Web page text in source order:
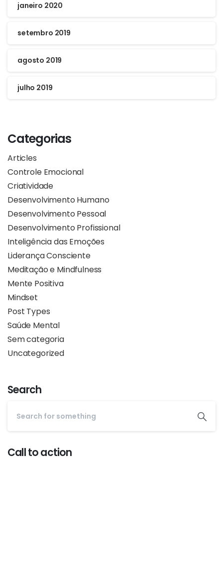
janeiro 2020
setembro 2019
agosto 2019
julho 2019
Categorias
Articles
Controle Emocional
Criatividade
Desenvolvimento Humano
Desenvolvimento Pessoal
Desenvolvimento Profissional
Inteligência das Emoções
Liderança Consciente
Meditação e Mindfulness
Mente Positiva
Mindset
Post Types
Saúde Mental
Sem categoria
Uncategorized
Search
Call to action